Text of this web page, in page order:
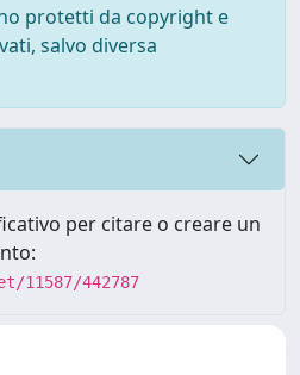
protetti da copyright e
salvo diversa
per citare o creare un
11587/442787